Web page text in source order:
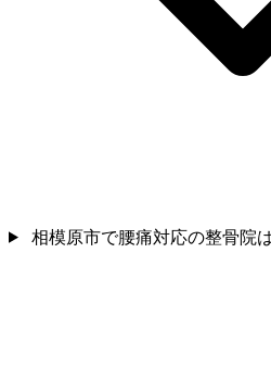
相模原市で腰痛対応の整骨院